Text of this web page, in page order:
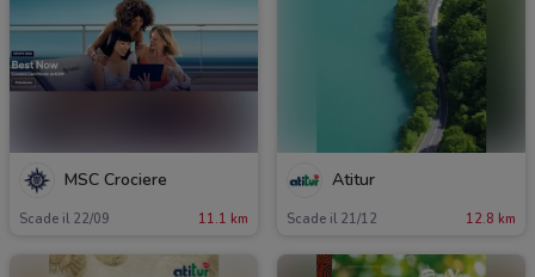
MSC Crociere
Scade il 22/09 11.1 km
Atitur
Scade il 21/12 12.8 km